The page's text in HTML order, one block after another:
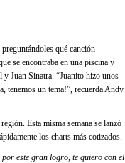
qué canción
se encontraba en una piscina y
Juan Sinatra. “Juanito hizo unos
tenemos un tema!”, recuerda Andy
Esta misma semana se lanzó
los charts más cotizados.
este gran logro, te quiero con el